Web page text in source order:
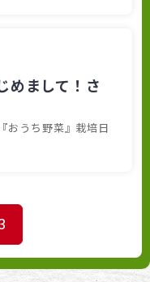
めまして！さ
おうち野菜』栽培日